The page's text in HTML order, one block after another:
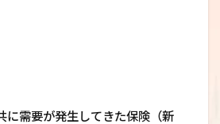
に需要が発生してきた保険（新